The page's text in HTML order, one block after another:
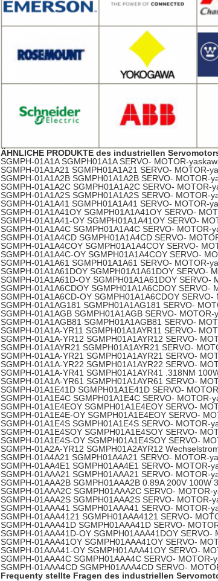
ÄHNLICHE PRODUKTE des industriellen
SGMPH-01A1A SGMPH01A1A SERVO- MOTOR-
SGMPH-01A1A21 SGMPH01A1A21 SERVO- MOTOR-
SGMPH-01A1A2B SGMPH01A1A2B SERVO- MOTOR-
SGMPH-01A1A2C SGMPH01A1A2C SERVO- MOTOR-
SGMPH-01A1A2S SGMPH01A1A2S SERVO- MOTOR-
SGMPH-01A1A41 SGMPH01A1A41 SERVO- MOTOR-
SGMPH-01A1A41OY SGMPH01A1A41OY SERVO-
SGMPH-01A1A41-OY SGMPH01A1A41OY SERVO-
SGMPH-01A1A4C SGMPH01A1A4C SERVO- MOTOR-
SGMPH-01A1A4CD SGMPH01A1A4CD SERVO-
SGMPH-01A1A4COY SGMPH01A1A4COY SERVO-
SGMPH-01A1A4C-OY SGMPH01A1A4COY SERVO-
SGMPH-01A1A61 SGMPH01A1A61 SERVO- MOTOR-
SGMPH-01A1A61DOY SGMPH01A1A61DOY SERVO-
SGMPH-01A1A61D-OY SGMPH01A1A61DOY SERVO-
SGMPH-01A1A6CDOY SGMPH01A1A6CDOY SERVO-
SGMPH-01A1A6CD-OY SGMPH01A1A6CDOY SERVO-
SGMPH-01A1AG181 SGMPH01A1AG181 SERVO-
SGMPH-01A1AGB SGMPH01A1AGB SERVO- MOTOR-
SGMPH-01A1AGB81 SGMPH01A1AGB81 SERVO-
SGMPH-01A1A-YR11 SGMPH01A1AYR11 SERVO-
SGMPH-01A1A-YR12 SGMPH01A1AYR12 SERVO-
SGMPH-01A1AYR21 SGMPH01A1AYR21 SERVO-
SGMPH-01A1A-YR21 SGMPH01A1AYR21 SERVO-
SGMPH-01A1A-YR22 SGMPH01A1AYR22 SERVO-
SGMPH-01A1A-YR41 SGMPH01A1AYR41 .318NM
SGMPH-01A1A-YR61 SGMPH01A1AYR61 SERVO-
SGMPH-01A1E41D SGMPH01A1E41D SERVO-
SGMPH-01A1E4C SGMPH01A1E4C SERVO- MOTOR-
SGMPH-01A1E4EOY SGMPH01A1E4EOY SERVO-
SGMPH-01A1E4E-OY SGMPH01A1E4EOY SERVO-
SGMPH-01A1E4S SGMPH01A1E4S SERVO- MOTOR-
SGMPH-01A1E4SOY SGMPH01A1E4SOY SERVO-
SGMPH-01A1E4S-OY SGMPH01A1E4SOY SERVO-
SGMPH-01A2A-YR12 SGMPH01A2AYR12
SGMPH-01A4A21 SGMPH01A4A21 SERVO- MOTOR-
SGMPH-01AA4E1 SGMPH01AA4E1 SERVO- MOTOR-
SGMPH-01AAA21 SGMPH01AAA21 SERVO- MOTOR-
SGMPH-01AAA2B SGMPH01AAA2B 0.89A 200V 100W
SGMPH-01AAA2C SGMPH01AAA2C SERVO- MOTOR-
SGMPH-01AAA2S SGMPH01AAA2S SERVO- MOTOR-
SGMPH-01AAA41 SGMPH01AAA41 SERVO- MOTOR-
SGMPH-01AAA4121 SGMPH01AAA4121 SERVO-
SGMPH-01AAA41D SGMPH01AAA41D SERVO-
SGMPH-01AAA41D-OY SGMPH01AAA41DOY SERVO-
SGMPH-01AAA41OY SGMPH01AAA41OY SERVO-
SGMPH-01AAA41-OY SGMPH01AAA41OY SERVO-
SGMPH-01AAA4C SGMPH01AAA4C SERVO- MOTOR-
SGMPH-01AAA4CD SGMPH01AAA4CD SERVO-
Frequenty stellte Fragen des industriellen